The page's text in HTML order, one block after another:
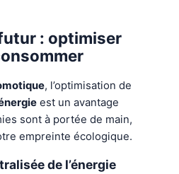
: optimiser
, l’optimisation de
est un avantage
sont à portée de main,
empreinte écologique.
de l’énergie